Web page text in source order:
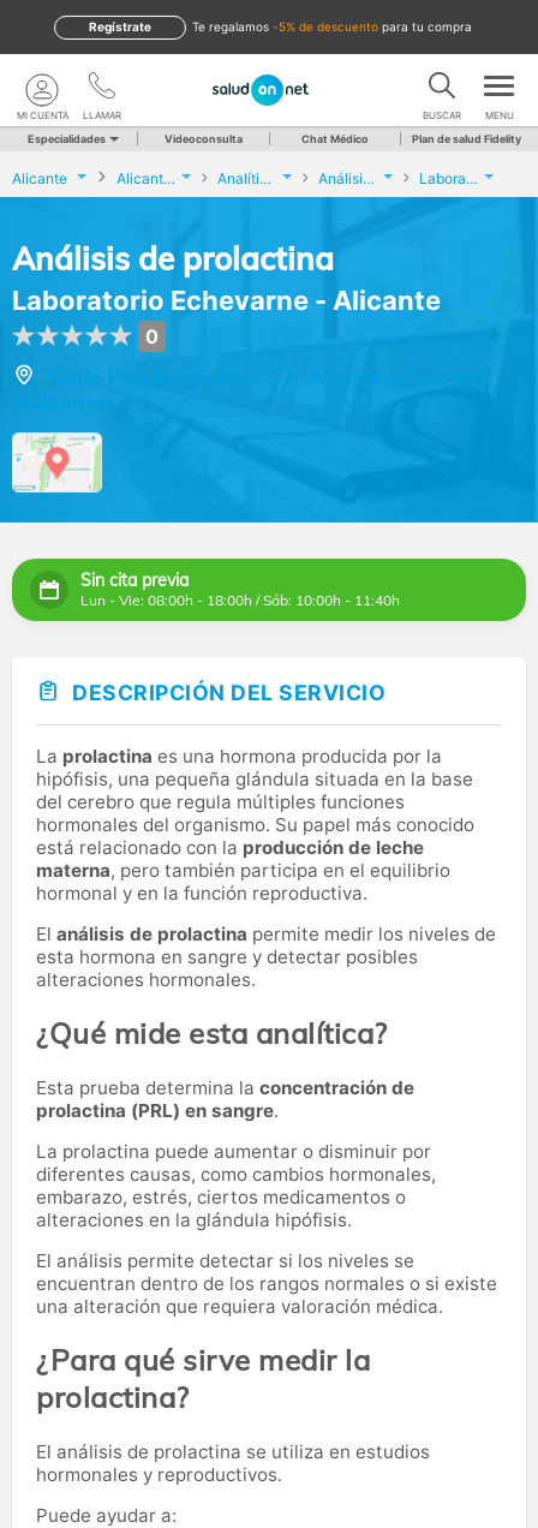
te regalamos -5% de descuento para tu compra
Regístrate
LLAMAR
MI CUENTA BUSCAR MENU
Especialidades Videoconsulta Chat Médico Plan de salud Fidelity
Alicante Alicante/Alacant Analíticas y Genética Análisis de prolactina Laboratorio Echevarne - Alicante
Análisis de prolactina
Laboratorio Echevarne - Alicante
0
Sin cita previa
Lun - Vie: 08:00h - 18:00h / Sáb: 10:00h - 11:40h
DESCRIPCIÓN DEL SERVICIO
La prolactina es una hormona producida por la
hipófisis, una pequeña glándula situada en la base
del cerebro que regula múltiples funciones
hormonales del organismo. Su papel más conocido
está relacionado con la producción de leche
materna, pero también participa en el equilibrio
hormonal y en la función reproductiva.
El análisis de prolactina permite medir los niveles de
esta hormona en sangre y detectar posibles
alteraciones hormonales.
¿Qué mide esta analítica?
Esta prueba determina la concentración de
prolactina (PRL) en sangre.
La prolactina puede aumentar o disminuir por
diferentes causas, como cambios hormonales,
embarazo, estrés, ciertos medicamentos o
alteraciones en la glándula hipófisis.
El análisis permite detectar si los niveles se
encuentran dentro de los rangos normales o si existe
una alteración que requiera valoración médica.
¿Para qué sirve medir la
prolactina?
El análisis de prolactina se utiliza en estudios
hormonales y reproductivos.
Puede ayudar a: